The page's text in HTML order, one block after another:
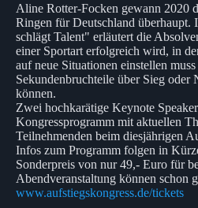
Aline Rotter-Focken gewann 2020
Ringen für Deutschland
schlägt Talent" erläutert die
einer Sportart erfolgreich wird, in
auf neue Situationen einstellen
Sekundenbruchteile über Sieg oder
können.
Zwei hochkarätige Keynote
Kongressprogramm mit aktuellen
Teilnehmenden beim diesjährigen
Infos zum Programm folgen in
Sonderpreis von nur 49,- Euro für
Abendveranstaltung können schon
www.aufstiegskongress.de/tickets